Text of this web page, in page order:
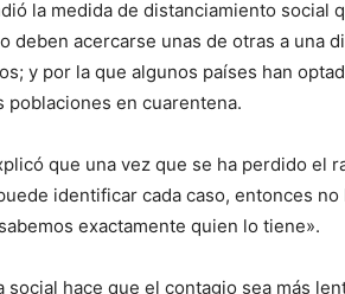
la medida de distanciamiento social
deben acercarse unas de otras a una
y por la que algunos países han
poblaciones en cuarentena.
que una vez que se ha perdido el
identificar cada caso, entonces
exactamente quien lo tiene».
social hace que el contagio sea más